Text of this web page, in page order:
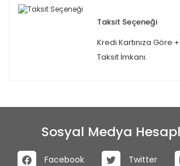
Taksit Seçeneği
Kredi Kartınıza Göre
Taksit İmkanı.
Sosyal Medya
Facebook Twitter